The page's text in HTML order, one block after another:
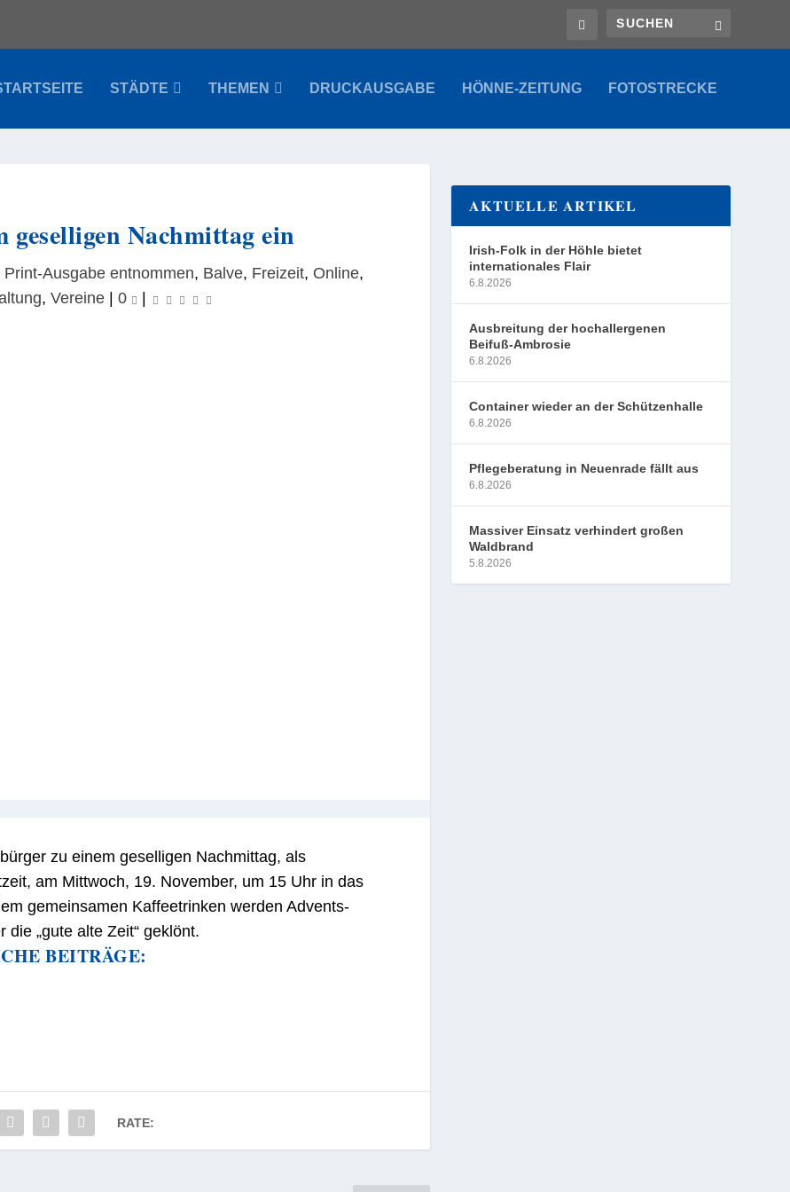
STÄDTE THEMEN DRUCKAUSGABE HÖNNE-ZEITUNG FOTOSTRECKE
geselligen Nachmittag ein
Print-Ausgabe entnommen, Balve, Freizeit, Online,
,Vereine |0
zu einem geselligen Nachmittag, als
am Mittwoch, 19. November, um 15 Uhr in das
gemeinsamen Kaffeetrinken werden Advents-
„gute alte Zeit“ geklönt.
BEITRÄGE:
RATE:
AKTUELLE ARTIKEL
Irish-Folk in der Höhle bietet
internationales Flair
6.8.2026
Ausbreitung der hochallergenen
Beifuß-Ambrosie
6.8.2026
Container wieder an der Schützenhalle
6.8.2026
Pflegeberatung in Neuenrade fällt aus
6.8.2026
Massiver Einsatz verhindert großen
Waldbrand
5.8.2026